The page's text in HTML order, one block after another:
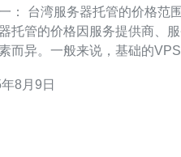
： 台湾服务器托管的价格范
托管的价格因服务提供商、
而异。一般来说，基础的
服务器托管价格可能在每月
8月9日